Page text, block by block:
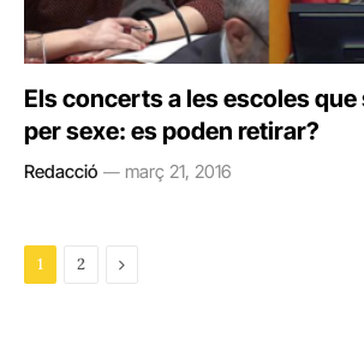
Els concerts a les escoles que
per sexe: es poden retirar?
Redacció març 21, 2016
1 2 Next